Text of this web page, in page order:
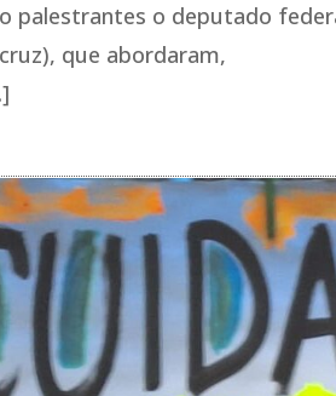
palestrantes o deputado
que abordaram,